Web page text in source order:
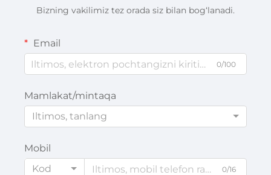
Bizning vakilimiz tez orada siz bilan bog‘lanadi.
Email
0/100
Mamlakat/mintaqa
Iltimos, tanlang
Mobil
Kod
0/16